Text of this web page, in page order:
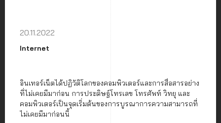
20.11.2022
Internet
อินเทอร์เน็ตได้ปฏิวัติโลกของคอมพิวเตอร์และการสื่อสารอย่าง
ที่ไม่เคยมีมาก่อน การประดิษฐ์โทรเลข โทรศัพท์ วิทยุ และ
คอมพิวเตอร์เป็นจุดเริ่มต้นของการบูรณาการความสามารถที่
ไม่เคยมีมาก่อนนี้